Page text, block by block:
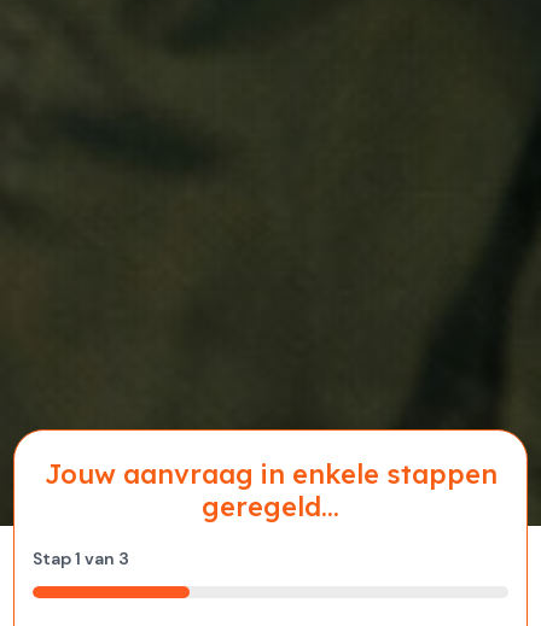
Jouw aanvraag in enkele stappen
geregeld...
Stap1 van 3
33%